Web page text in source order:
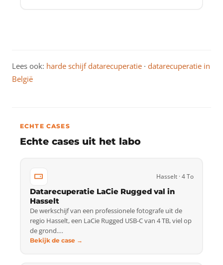
Lees ook: harde schijf datarecuperatie · datarecuperatie in
België
ECHTE CASES
Echte cases uit het labo
Hasselt · 4 To
Datarecuperatie LaCie Rugged val in
Hasselt
De werkschijf van een professionele fotografe uit de
regio Hasselt, een LaCie Rugged USB-C van 4 TB, viel op
de grond.…
Bekijk de case →